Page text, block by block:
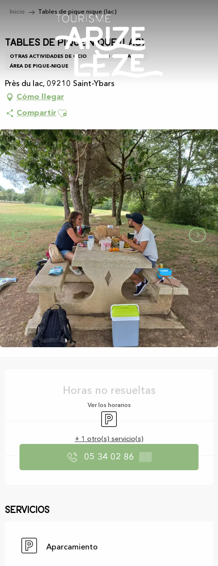
principal
Inicio Tables de pique nique (lac)
Tables de pique nique (lac)
OTRAS ACTIVIDADES DE OCIO
OCIO RECREATIVO
ÁREA DE PIQUE-NIQUE
Près du lac, 09210 Saint-Ybars
Cómo llegar
Compartir Ajouter aux favoris
Horas no resueltas
Ver los horarios
Aparcamiento
+ 1 otro(s) servicio(s)
05 34 02 86 ▒▒
Servicios
Aparcamiento